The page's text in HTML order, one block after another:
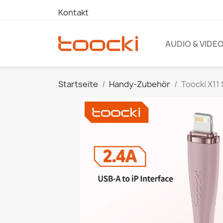
Kontakt
AUDIO &
Startseite Handy-Zubehör Toocki